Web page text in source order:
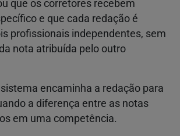
que os corretores recebem
e que cada redação é
profissionais independentes, sem
nota atribuída pelo outro
encaminha a redação para
a diferença entre as notas
em uma competência.